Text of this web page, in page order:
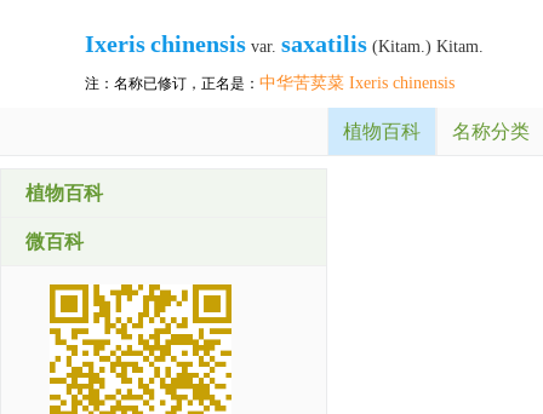
Ixerischinensis var. saxatilis (Kitam.) Kitam.
注：名称已修订，正名是： 中华苦荬菜 Ixeris chinensis
植物百科 名称分类
植物百科
微百科